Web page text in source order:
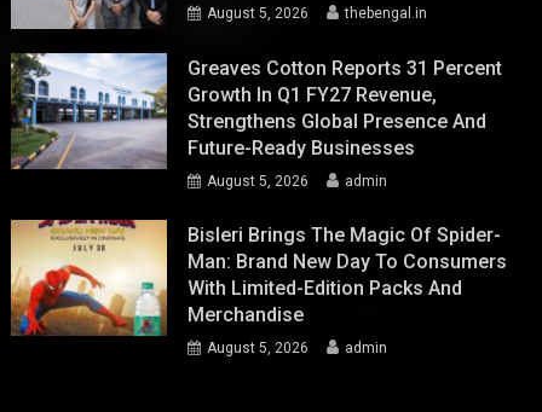
August 5, 2026 thebengal.in
Greaves Cotton Reports 31 Percent
Growth In Q1 FY27 Revenue,
Strengthens Global Presence And
Future-Ready Businesses
August 5, 2026 admin
Bisleri Brings The Magic Of Spider-
Man: Brand New Day To Consumers
With Limited-Edition Packs And
Merchandise
August 5, 2026 admin